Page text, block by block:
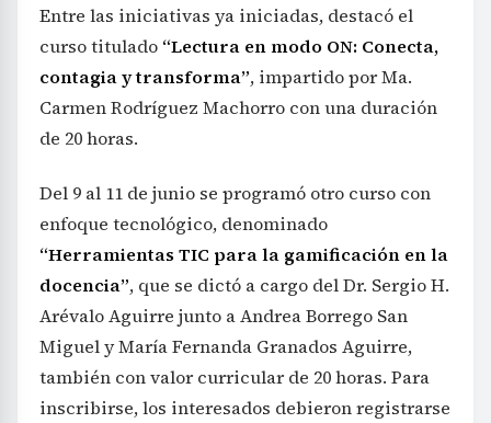
Entre las iniciativas ya iniciadas, destacó el
curso titulado “Lectura en modo ON: Conecta,
contagia y transforma”, impartido por Ma.
Carmen Rodríguez Machorro con una duración
de 20 horas.
Del 9 al 11 de junio se programó otro curso con
enfoque tecnológico, denominado
“Herramientas TIC para la gamificación en la
docencia”, que se dictó a cargo del Dr. Sergio H.
Arévalo Aguirre junto a Andrea Borrego San
Miguel y María Fernanda Granados Aguirre,
también con valor curricular de 20 horas. Para
inscribirse, los interesados debieron registrarse